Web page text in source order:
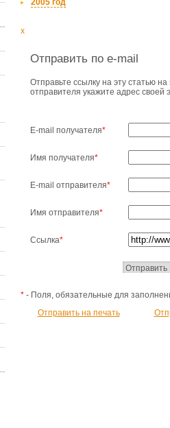
2005 год
x
Отправить по e-mail
Отправьте ссылку на эту статью
отправителя укажите адрес своей
E-mail получателя*
Имя получателя*
E-mail отправителя*
Имя отправителя*
Ссылка*
*- Поля, обязательные для
Отправить на печать